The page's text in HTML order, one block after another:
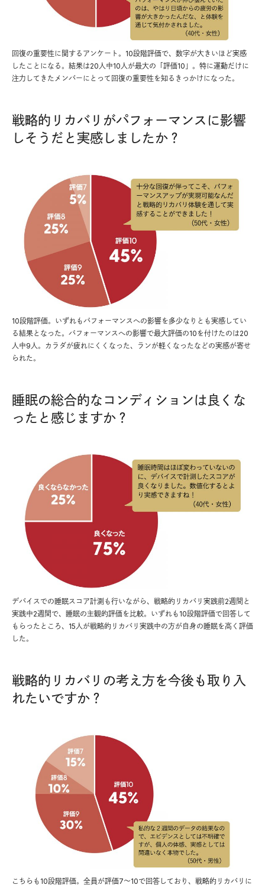
回復の重要性に関するアンケート。10段階評価で、数字が大きいほど実感
したことになる。結果は20人中10人が最大の「評価10」。特に運動だけに
注力してきたメンバーにとって回復の重要性を知るきっかけになった。
戦略的リカバリがパフォーマンスに影響
しそうだと実感しましたか？
10段階評価。いずれもパフォーマンスへの影響を多少なりとも実感してい
る結果となった。パフォーマンスへの影響で最大評価の10を付けたのは20
人中9人。カラダが疲れにくくなった、ランが軽くなったなどの実感が寄せ
られた。
睡眠の総合的なコンディションは良くな
ったと感じますか？
デバイスでの睡眠スコア計測も行いながら、戦略的リカバリ実践前2週間と
実践中2週間で、睡眠の主観的評価を比較。いずれも10段階評価で回答して
もらったところ、15人が戦略的リカバリ実践中の方が自身の睡眠を高く評価
した。
戦略的リカバリの考え方を今後も取り入
れたいですか？
こちらも10段階評価。全員が評価7〜10で回答しており、戦略的リカバリに